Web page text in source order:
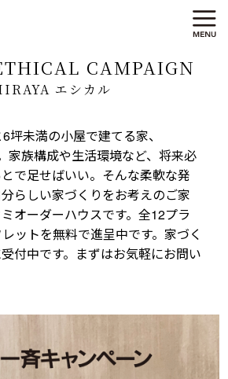
ペーン
CAMPAIGN
エシカル
坪未満の小屋で建てる家、
家族構成や生活環境など、将来必
で足せばいい。そんな柔軟な発
らしい家づくりをお考えのご家
オーダーハウスです。全12プラ
ットを無料で進呈中です。家づく
付中です。まずはお気軽にお問い